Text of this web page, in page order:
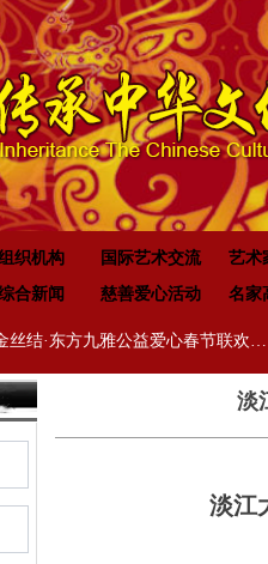
织机构 国际艺术交流
艺术
合新闻 慈善爱心活动 名家
金丝结·东方九雅公益爱心春节联欢晚会隆重举行
淡江
淡